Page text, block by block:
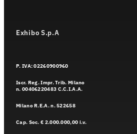
Exhibo S.p.A
P. IVA: 02260900960
Iscr. Reg. Impr. Trib. Milano
n. 00406220483 C.C.I.A.A.
Milano R.E.A. n. 522658
Cap. Soc. € 2.000.000,00 i.v.